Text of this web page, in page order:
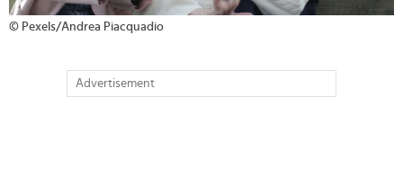
© Pexels/Andrea Piacquadio
Advertisement